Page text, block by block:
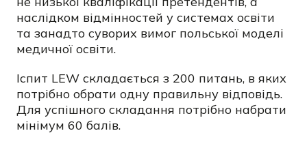
наслідком відмінностей у системах освіти
та занадто суворих вимог польської моделі
медичної освіти.
Іспит LEW складається з 200 питань, в яких
потрібно обрати одну правильну відповідь.
Для успішного складання потрібно набрати
мінімум 60 балів.